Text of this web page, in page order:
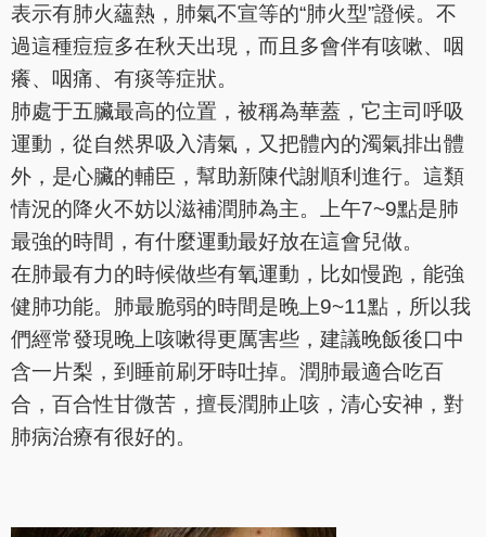
表示有肺火蘊熱，肺氣不宣等的“肺火型”證候。不
過這種痘痘多在秋天出現，而且多會伴有咳嗽、咽
癢、咽痛、有痰等症狀。
肺處于五臟最高的位置，被稱為華蓋，它主司呼吸
運動，從自然界吸入清氣，又把體內的濁氣排出體
外，是心臟的輔臣，幫助新陳代謝順利進行。這類
情況的降火不妨以滋補潤肺為主。上午7~9點是肺
最強的時間，有什麼運動最好放在這會兒做。
在肺最有力的時候做些有氧運動，比如慢跑，能強
健肺功能。肺最脆弱的時間是晚上9~11點，所以我
們經常發現晚上咳嗽得更厲害些，建議晚飯後口中
含一片梨，到睡前刷牙時吐掉。潤肺最適合吃百
合，百合性甘微苦，擅長潤肺止咳，清心安神，對
肺病治療有很好的。